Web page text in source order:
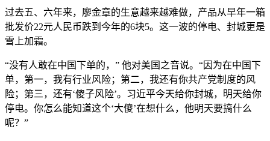
过去五、六年来，廖金章的生意越来越难做，产品从早年一箱
批发价22元人民币跌到今年的6块5。这一波的停电、封城更是
雪上加霜。
“没有人敢在中国下单的，” 他对美国之音说。“因为在中国下
单，第一，我有行业风险；第二，我还有你共产党制度的风
险；第三，还有‘傻子风险’。习近平今天给你封城，明天给你
停电。你怎么能知道这个‘大傻’在想什么，他明天要搞什么
呢？”